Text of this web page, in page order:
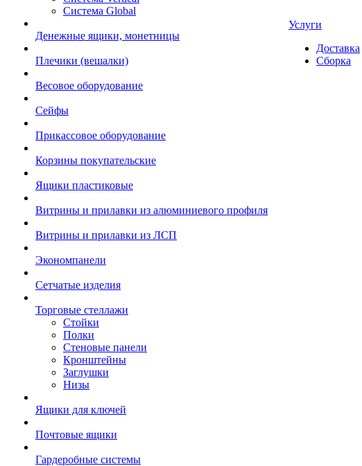
Система Global
Денежные ящики, монетницы
Плечики (вешалки)
Весовое оборудование
Сейфы
Прикассовое оборудование
Корзины покупательские
Ящики пластиковые
Витрины и прилавки из алюминиевого профиля
Витрины и прилавки из ЛСП
Экономпанели
Сетчатые изделия
Торговые стеллажи
Стойки
Полки
Стеновые панели
Кронштейны
Заглушки
Низы
Ящики для ключей
Почтовые ящики
Гардеробные системы
Услуги
Доставка
Сборка